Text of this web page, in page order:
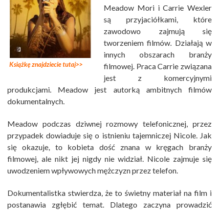
Książkę znajdziecie tutaj>>
Meadow Mori i Carrie Wexler
są przyjaciółkami, które
zawodowo zajmują się
tworzeniem filmów. Działają w
innych obszarach branży
filmowej. Praca Carrie związana
jest z komercyjnymi
produkcjami. Meadow jest autorką ambitnych filmów
dokumentalnych.
Meadow podczas dziwnej rozmowy telefonicznej, przez
przypadek dowiaduje się o istnieniu tajemniczej Nicole. Jak
się okazuje, to kobieta dość znana w kręgach branży
filmowej, ale nikt jej nigdy nie widział. Nicole zajmuje się
uwodzeniem wpływowych mężczyzn przez telefon.
Dokumentalistka stwierdza, że to świetny materiał na film i
postanawia zgłębić temat. Dlatego zaczyna prowadzić